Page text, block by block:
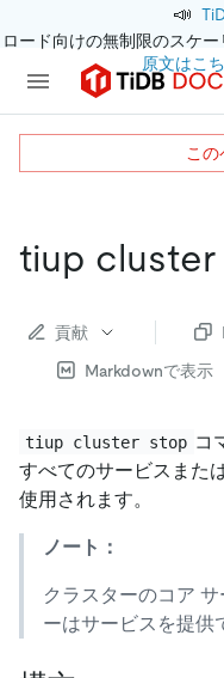
📣
ード向けの無制限のスケ
原文はこ
tiup
貢献
Markdownで表示
tiup cluster stop コ
すべてのサービスまた
使用されます。
ノート：
クラスターのコア
ーはサービスを提供
こ